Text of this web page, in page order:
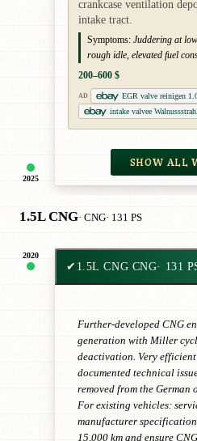
2025
crankcase ventilation
intake tract.
Symptoms: Juddering at
rough idle, elevated fuel
200–600 $
AD
EGR valve reinigen
intake valvee
SHOW ALL
1.5L CNG· CNG· 131 PS
2020
✔ 1.5L CNG CNG· 131
Further-developed CNG
generation with Miller
deactivation. Very
documented technical
removed from the German
For existing vehicles:
manufacturer
15,000 km and ensure